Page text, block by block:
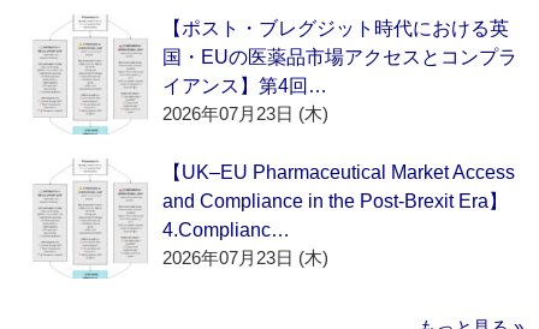
【ポスト・ブレグジット時代における英
国・EUの医薬品市場アクセスとコンプラ
イアンス】第4回…
2026年07月23日 (木)
【UK–EU Pharmaceutical Market Access
and Compliance in the Post-Brexit Era】
4.Complianc…
2026年07月23日 (木)